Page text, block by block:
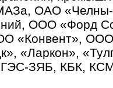
ОАО
ООО «Форд
«Конвент»,
«Ларкон»,
ЗЯБ, КБК,